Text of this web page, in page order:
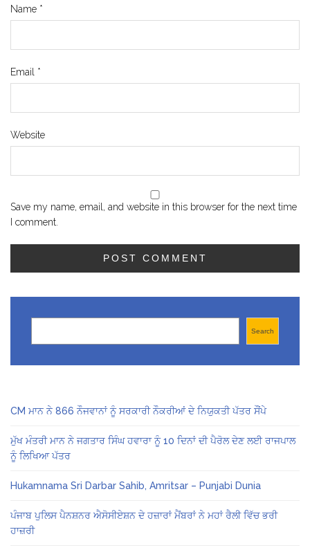
Name *
Email *
Website
Save my name, email, and website in this browser for the next time
I comment.
Search
CM ਮਾਨ ਨੇ 866 ਨੌਜਵਾਨਾਂ ਨੂੰ ਸਰਕਾਰੀ ਨੌਕਰੀਆਂ ਦੇ ਨਿਯੁਕਤੀ ਪੱਤਰ ਸੌਂਪੇ
ਮੁੱਖ ਮੰਤਰੀ ਮਾਨ ਨੇ ਜਗਤਾਰ ਸਿੰਘ ਹਵਾਰਾ ਨੂੰ 10 ਦਿਨਾਂ ਦੀ ਪੈਰੋਲ ਦੇਣ ਲਈ ਰਾਜਪਾਲ
ਨੂੰ ਲਿਖਿਆ ਪੱਤਰ
Hukamnama Sri Darbar Sahib, Amritsar – Punjabi Dunia
ਪੰਜਾਬ ਪੁਲਿਸ ਪੈਨਸ਼ਨਰ ਐਸੋਸੀਏਸ਼ਨ ਦੇ ਹਜ਼ਾਰਾਂ ਮੈਂਬਰਾਂ ਨੇ ਮਹਾਂ ਰੈਲੀ ਵਿੱਚ ਭਰੀ
ਹਾਜ਼ਰੀ